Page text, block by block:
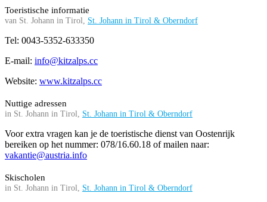
Toeristische informatie
van St. Johann in Tirol, St. Johann in Tirol & Oberndorf
Tel: 0043-5352-633350
E-mail: info@kitzalps.cc
Website: www.kitzalps.cc
Nuttige adressen
in St. Johann in Tirol, St. Johann in Tirol & Oberndorf
Voor extra vragen kan je de toeristische dienst van Oostenrijk
bereiken op het nummer: 078/16.60.18 of mailen naar:
vakantie@austria.info
Skischolen
in St. Johann in Tirol, St. Johann in Tirol & Oberndorf